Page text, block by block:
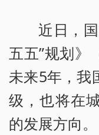
近日，
五五”规划》
未来5年，我
级，也将在
的发展方向。